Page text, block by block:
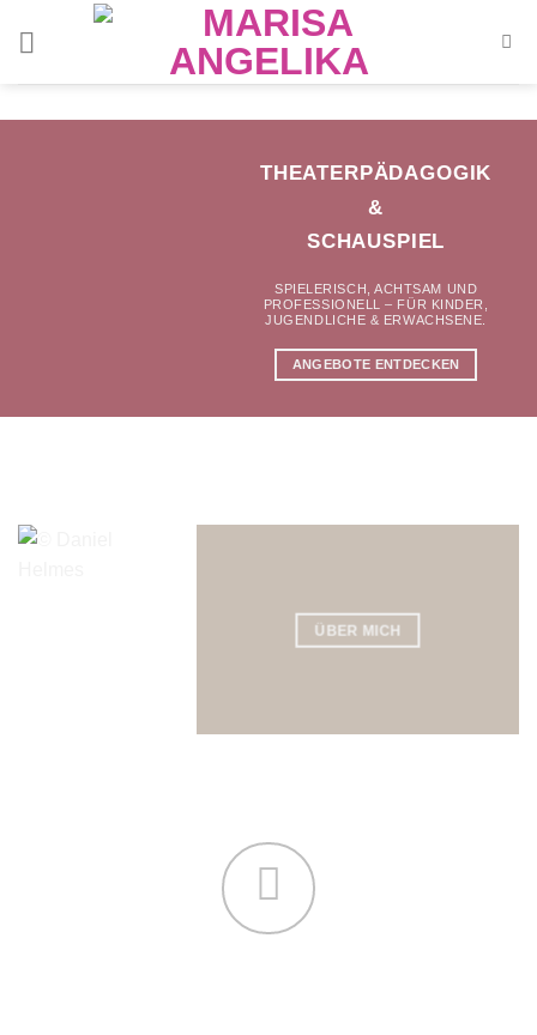
THEATERPÄDAGOGIK
&
SCHAUSPIEL
SPIELERISCH, ACHTSAM UND
PROFESSIONELL – FÜR KINDER,
JUGENDLICHE & ERWACHSENE.
ANGEBOTE ENTDECKEN
ÜBER MICH